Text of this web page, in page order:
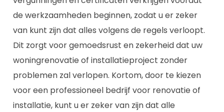
de werkzaamheden beginnen, zodat u er zeker
van kunt zijn dat alles volgens de regels verloopt.
Dit zorgt voor gemoedsrust en zekerheid dat uw
woningrenovatie of installatieproject zonder
problemen zal verlopen. Kortom, door te kiezen
voor een professioneel bedrijf voor renovatie of
installatie, kunt u er zeker van zijn dat alle